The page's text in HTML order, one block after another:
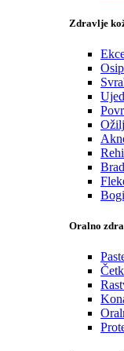
Zdravlje
Osip
Oralno